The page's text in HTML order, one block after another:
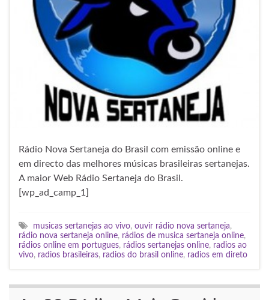
Rádio Nova Sertaneja do Brasil com emissão online e
em directo das melhores músicas brasileiras sertanejas.
A maior Web Rádio Sertaneja do Brasil.
[wp_ad_camp_1]
musicas sertanejas ao vivo, ouvir rádio nova sertaneja,
rádio nova sertaneja online, rádios de musica sertaneja online,
rádios online em portugues, rádios sertanejas online, radios ao
vivo, radios brasileiras, radios do brasil online, radios em direto